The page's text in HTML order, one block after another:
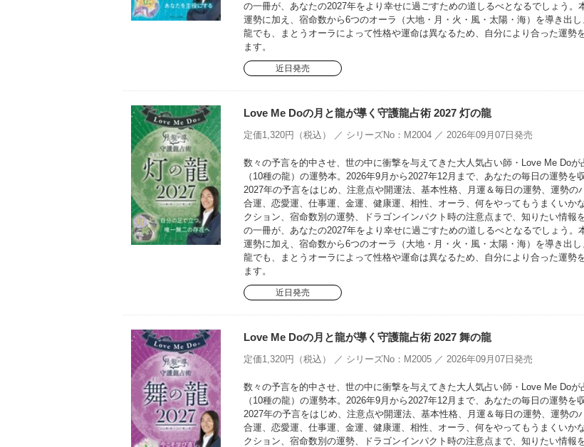
の一冊が、あなたの2027年をより幸せに過ごすための道しるべとなるでしょう。
運勢に加え、宿命数から6つのオーラ（大地・月・火・風・太陽・海）を導き出
龍でも、まとうオーラによって性格や運命は異なるため、自分により合った運勢
ます。
近日発売
Love Me Doの月と龍が導く守護龍占術 2027 灯の龍
定価1,320円（税込） ／ シリーズNo：M2004 ／ 2026年09月07日発売
数々の予言を的中させ、世の中に衝撃を与えてきた大人気占い師・Love Me Doが
（10種の龍）の運勢本。2026年9月から2027年12月まで、あなたの毎日の運勢を
2027年の予言をはじめ、注意点や開運法、基本性格、月運＆毎日の運勢、運勢の
合運、恋愛運、仕事運、金運、健康運、相性、オーラ、何をやってもうまくいか
クション、宿命数別の運勢、ドラゴンインパクト時の注意点まで、知りたい情報
の一冊が、あなたの2027年をより幸せに過ごすための道しるべとなるでしょう。
運勢に加え、宿命数から6つのオーラ（大地・月・火・風・太陽・海）を導き出
龍でも、まとうオーラによって性格や運命は異なるため、自分により合った運勢
ます。
近日発売
Love Me Doの月と龍が導く守護龍占術 2027 舞の龍
定価1,320円（税込） ／ シリーズNo：M2005 ／ 2026年09月07日発売
数々の予言を的中させ、世の中に衝撃を与えてきた大人気占い師・Love Me Doが
（10種の龍）の運勢本。2026年9月から2027年12月まで、あなたの毎日の運勢を
2027年の予言をはじめ、注意点や開運法、基本性格、月運＆毎日の運勢、運勢の
合運、恋愛運、仕事運、金運、健康運、相性、オーラ、何をやってもうまくいか
クション、宿命数別の運勢、ドラゴンインパクト時の注意点まで、知りたい情報